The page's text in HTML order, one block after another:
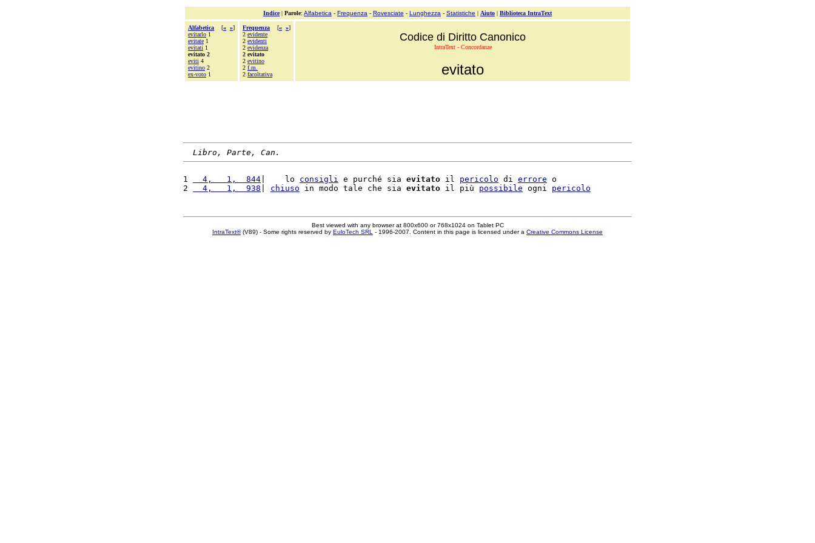
Indice| Parole: Alfabetica - Frequenza - Rovesciate - Lunghezza - Statistiche | Aiuto | Biblioteca IntraText
Alfabetica [« »]
evitarlo 1
evitate 1
evitati 1
evitato 2
eviti 4
evitino 2
ex-voto 1
Frequenza [« »]
2 evidente
2 evidenti
2 evidenza
2 evitato
2 evitino
2 f.m.
2 facoltativa
Codice di Diritto Canonico
IntraText - Concordanze
evitato
Libro, Parte, Can.
1
  4,   1,  844
|    lo consigli e purché sia evitato il pericolo di errore o
2
  4,   1,  938
chiuso in modo tale che sia evitato il più possibile ogni pericolo
Best viewed with any browser at 800x600 or 768x1024 on Tablet PC
IntraText®(V89) - Some rights reserved by EuloTech SRL - 1996-2007. Content in this page is licensed under a Creative Commons License